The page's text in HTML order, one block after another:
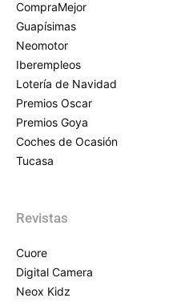
CompraMejor
Guapísimas
Neomotor
Iberempleos
Lotería de Navidad
Premios Oscar
Premios Goya
Coches de Ocasión
Tucasa
Revistas
Cuore
Digital Camera
Neox Kidz